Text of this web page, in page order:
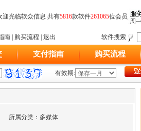
迎光临软众信息 共有5816款软件261065位会员
南 购买流程 退出 软件搜索
支付指南 购买流程
有效期:
所属分类： 多媒体